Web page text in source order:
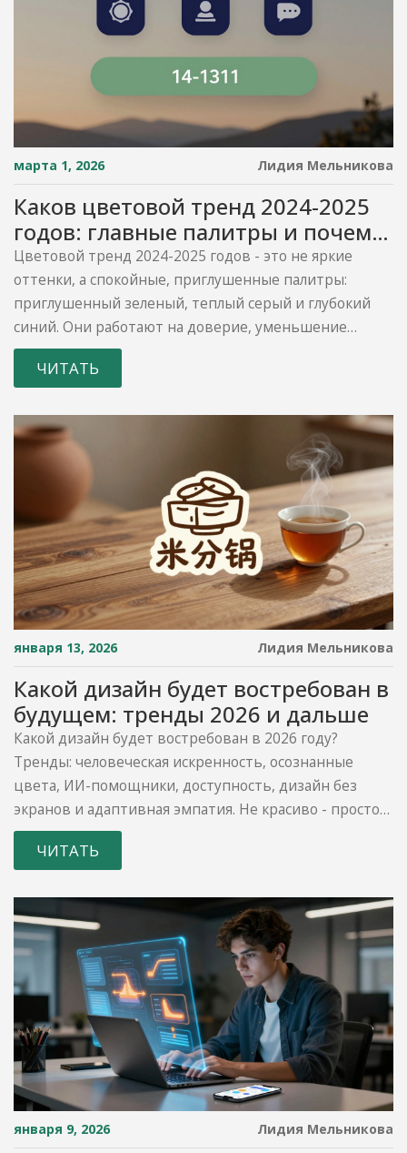
марта 1, 2026 Лидия Мельникова
Каков цветовой тренд 2024-2025
годов: главные палитры и почему
они работают
Цветовой тренд 2024-2025 годов - это не яркие
оттенки, а спокойные, приглушенные палитры:
приглушенный зеленый, теплый серый и глубокий
синий. Они работают на доверие, уменьшение
стресса и ясность восприятия. Узнайте, почему эти
цвета стали стандартом для брендов и интерфейсов.
ЧИТАТЬ
января 13, 2026 Лидия Мельникова
Какой дизайн будет востребован в
будущем: тренды 2026 и дальше
Какой дизайн будет востребован в 2026 году?
Тренды: человеческая искренность, осознанные
цвета, ИИ-помощники, доступность, дизайн без
экранов и адаптивная эмпатия. Не красиво - просто
правильно.
ЧИТАТЬ
января 9, 2026 Лидия Мельникова